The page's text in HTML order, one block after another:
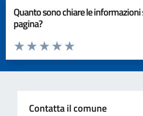
Quanto sono chiare le
pagina?
Valuta da 1 a 5 stelle la pagina
Valuta 5 stelle su 5
Valuta 4 stelle su 5
Valuta 3 stelle su 5
Valuta 2 stelle su 5
Valuta 1 stelle su 5
Contatta il comune